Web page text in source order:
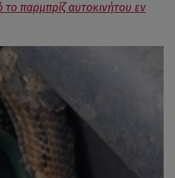
παρμπρίζ αυτοκινήτου εν